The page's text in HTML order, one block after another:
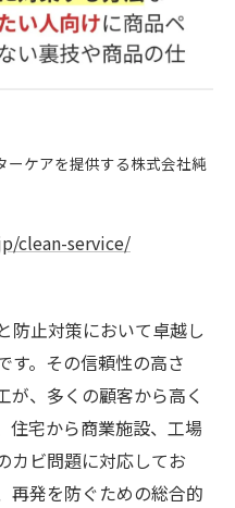
ーケアを提供する株式会社純
clean-service/
防止対策において卓越し
す。その信頼性の高さ
が、多くの顧客から高く
住宅から商業施設、工場
カビ問題に対応してお
再発を防ぐための総合的